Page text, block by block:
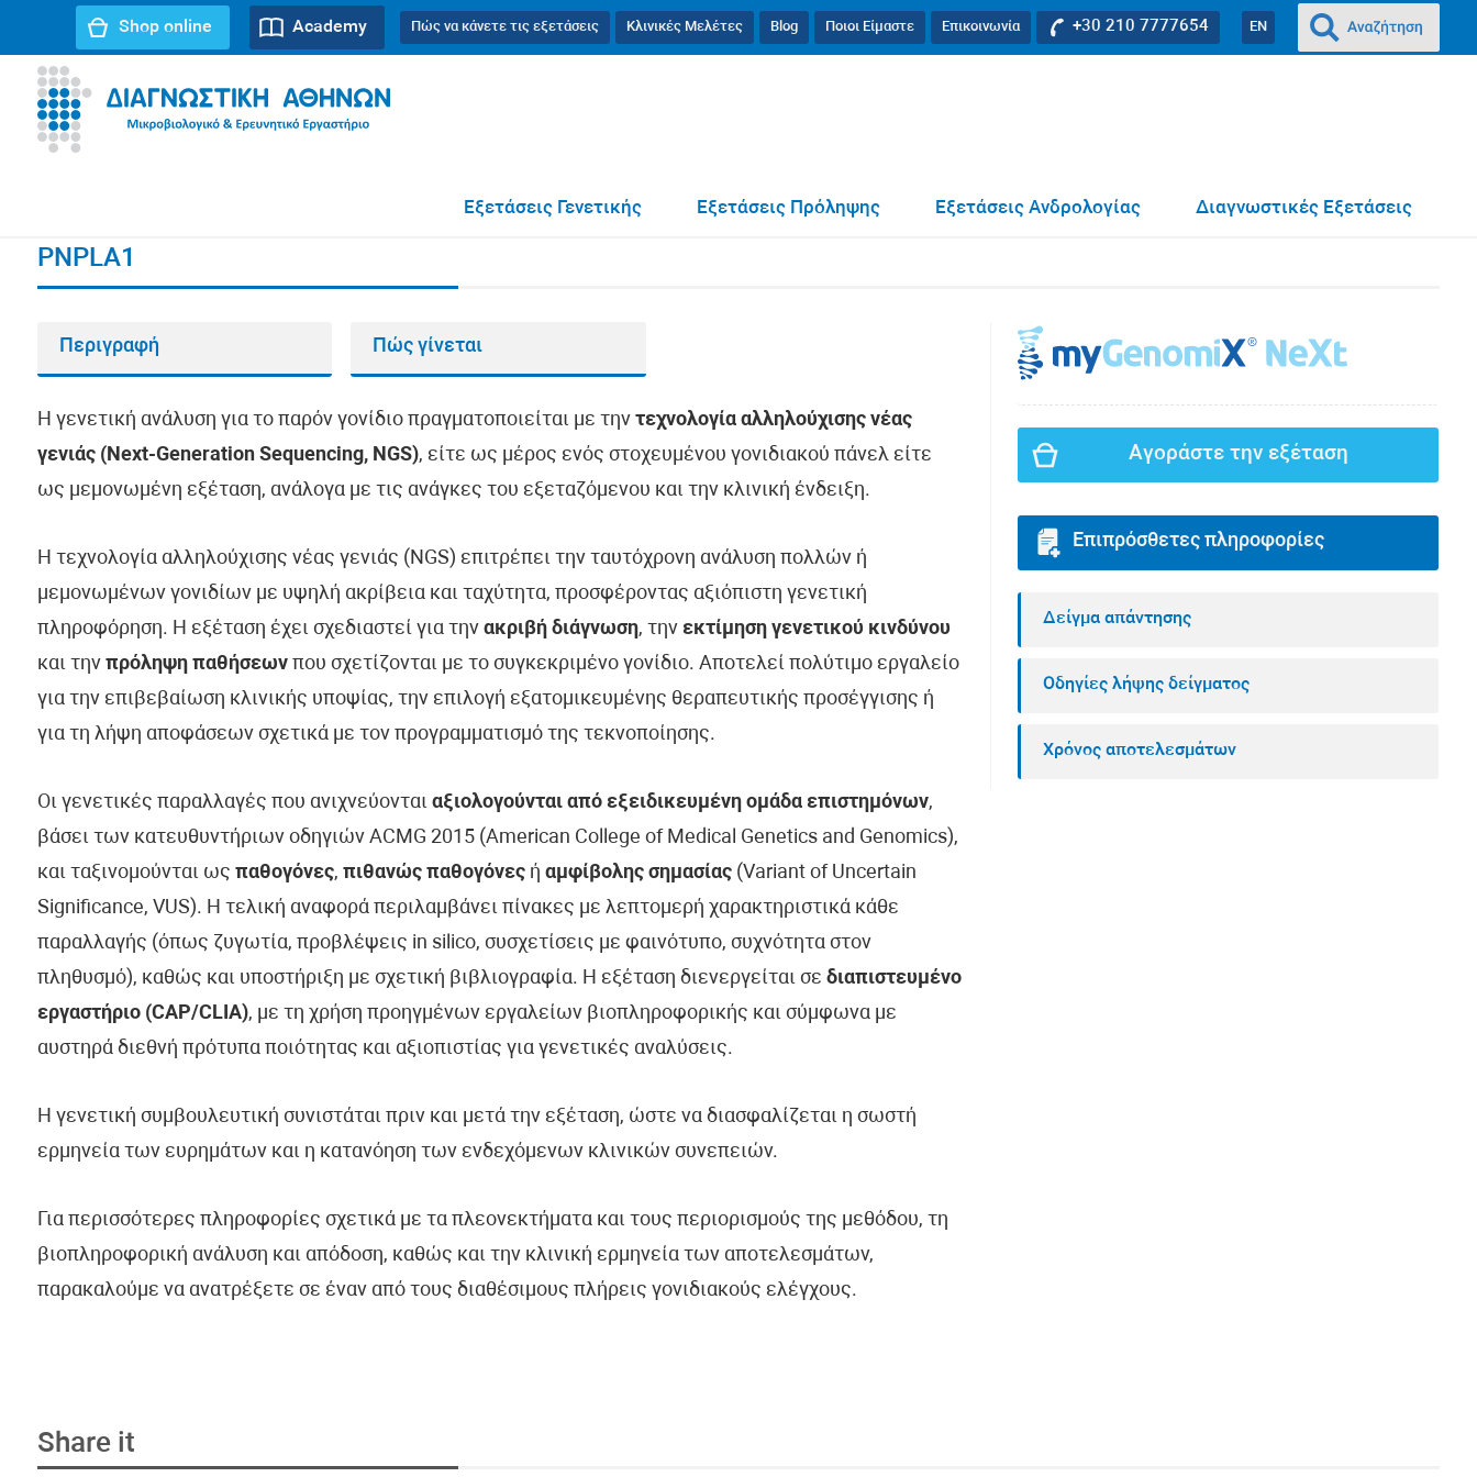
EN
+30 210 7777654
Επικοινωνία
Ποιοι Είμαστε
Blog
Κλινικές Μελέτες
Πώς να κάνετε τις εξετάσεις
Academy
Shop online
Διαγνωστικές Εξετάσεις
Εξετάσεις Ανδρολογίας
Εξετάσεις Πρόληψης
Εξετάσεις Γενετικής
PNPLA1
Περιγραφή Πώς γίνεται
Η γενετική ανάλυση για το παρόν γονίδιο πραγματοποιείται με την τεχνολογία αλληλούχισης νέας
γενιάς (Next-Generation Sequencing, NGS), είτε ως μέρος ενός στοχευμένου γονιδιακού πάνελ είτε
ως μεμονωμένη εξέταση, ανάλογα με τις ανάγκες του εξεταζόμενου και την κλινική ένδειξη.
Η τεχνολογία αλληλούχισης νέας γενιάς (NGS) επιτρέπει την ταυτόχρονη ανάλυση πολλών ή
μεμονωμένων γονιδίων με υψηλή ακρίβεια και ταχύτητα, προσφέροντας αξιόπιστη γενετική
πληροφόρηση. Η εξέταση έχει σχεδιαστεί για την ακριβή διάγνωση, την εκτίμηση γενετικού κινδύνου
και την πρόληψη παθήσεωνπου σχετίζονται με το συγκεκριμένο γονίδιο. Αποτελεί πολύτιμο εργαλείο
για την επιβεβαίωση κλινικής υποψίας, την επιλογή εξατομικευμένης θεραπευτικής προσέγγισης ή
για τη λήψη αποφάσεων σχετικά με τον προγραμματισμό της τεκνοποίησης.
Οι γενετικές παραλλαγές που ανιχνεύονται αξιολογούνται από εξειδικευμένη ομάδα επιστημόνων,
βάσει των κατευθυντήριων οδηγιών ACMG 2015 (American College of Medical Genetics and Genomics),
και ταξινομούνται ως παθογόνες, πιθανώς παθογόνεςή αμφίβολης σημασίας(Variant of Uncertain
Significance, VUS). Η τελική αναφορά περιλαμβάνει πίνακες με λεπτομερή χαρακτηριστικά κάθε
παραλλαγής (όπως ζυγωτία, προβλέψεις in silico, συσχετίσεις με φαινότυπο, συχνότητα στον
πληθυσμό), καθώς και υποστήριξη με σχετική βιβλιογραφία. Η εξέταση διενεργείται σε διαπιστευμένο
εργαστήριο (CAP/CLIA), με τη χρήση προηγμένων εργαλείων βιοπληροφορικής και σύμφωνα με
αυστηρά διεθνή πρότυπα ποιότητας και αξιοπιστίας για γενετικές αναλύσεις.
Η γενετική συμβουλευτική συνιστάται πριν και μετά την εξέταση, ώστε να διασφαλίζεται η σωστή
ερμηνεία των ευρημάτων και η κατανόηση των ενδεχόμενων κλινικών συνεπειών.
Για περισσότερες πληροφορίες σχετικά με τα πλεονεκτήματα και τους περιορισμούς της μεθόδου, τη
βιοπληροφορική ανάλυση και απόδοση, καθώς και την κλινική ερμηνεία των αποτελεσμάτων,
παρακαλούμε να ανατρέξετε σε έναν από τους διαθέσιμους πλήρεις γονιδιακούς ελέγχους.
Αγοράστε την εξέταση
Επιπρόσθετες πληροφορίες
Δείγμα απάντησης
Οδηγίες λήψης δείγματος
Χρόνος αποτελεσμάτων
Share it